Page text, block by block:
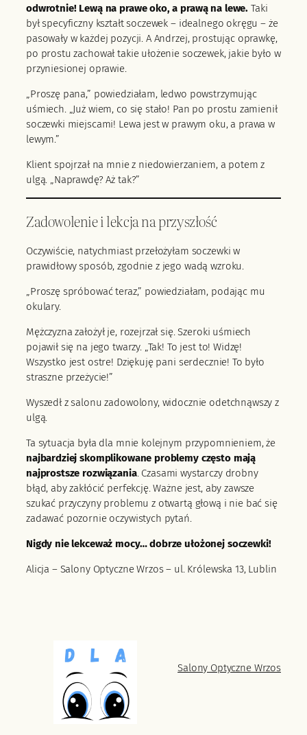
odwrotnie! Lewą na prawe oko, a prawą na lewe. Taki
był specyficzny kształt soczewek – idealnego okręgu – że
pasowały w każdej pozycji. A Andrzej, prostując oprawkę,
po prostu zachował takie ułożenie soczewek, jakie było w
przyniesionej oprawie.
„Proszę pana,” powiedziałam, ledwo powstrzymując
uśmiech. „Już wiem, co się stało! Pan po prostu zamienił
soczewki miejscami! Lewa jest w prawym oku, a prawa w
lewym.”
Klient spojrzał na mnie z niedowierzaniem, a potem z
ulgą. „Naprawdę? Aż tak?”
Zadowolenie i lekcja na przyszłość
Oczywiście, natychmiast przełożyłam soczewki w
prawidłowy sposób, zgodnie z jego wadą wzroku.
„Proszę spróbować teraz,” powiedziałam, podając mu
okulary.
Mężczyzna założył je, rozejrzał się. Szeroki uśmiech
pojawił się na jego twarzy. „Tak! To jest to! Widzę!
Wszystko jest ostre! Dziękuję pani serdecznie! To było
straszne przeżycie!”
Wyszedł z salonu zadowolony, widocznie odetchnąwszy z
ulgą.
Ta sytuacja była dla mnie kolejnym przypomnieniem, że
najbardziej skomplikowane problemy często mają
najprostsze rozwiązania. Czasami wystarczy drobny
błąd, aby zakłócić perfekcję. Ważne jest, aby zawsze
szukać przyczyny problemu z otwartą głową i nie bać się
zadawać pozornie oczywistych pytań.
Nigdy nie lekceważ mocy… dobrze ułożonej soczewki!
Alicja – Salony Optyczne Wrzos – ul. Królewska 13, Lublin
Salony Optyczne Wrzos